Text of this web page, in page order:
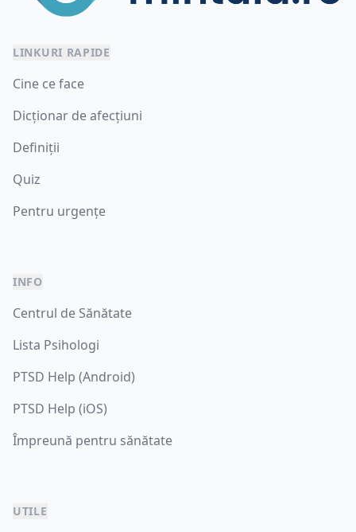
LINKURI RAPIDE
Cine ce face
Dicționar de afecțiuni
Definiții
Quiz
Pentru urgențe
INFO
Centrul de Sănătate
Lista Psihologi
PTSD Help (Android)
PTSD Help (iOS)
Împreună pentru sănătate
UTILE